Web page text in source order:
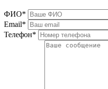
ФИО*
Email*
Телефон*